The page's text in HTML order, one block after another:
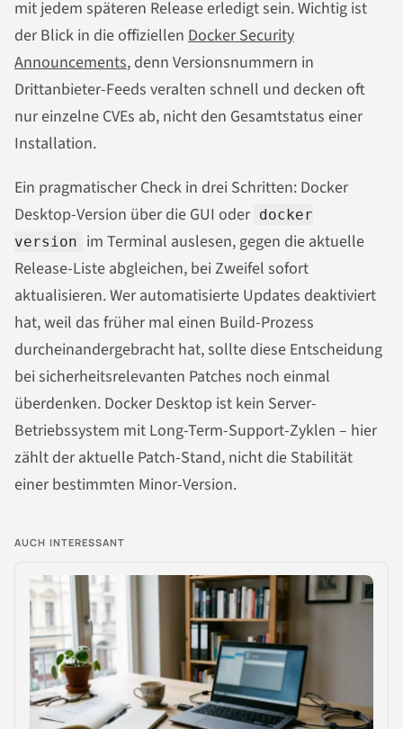
mit jedem späteren Release erledigt sein. Wichtig ist
der Blick in die offiziellen Docker Security
Announcements, denn Versionsnummern in
Drittanbieter-Feeds veralten schnell und decken oft
nur einzelne CVEs ab, nicht den Gesamtstatus einer
Installation.
Ein pragmatischer Check in drei Schritten: Docker
Desktop-Version über die GUI oder docker
version
im Terminal auslesen, gegen die aktuelle
Release-Liste abgleichen, bei Zweifel sofort
aktualisieren. Wer automatisierte Updates deaktiviert
hat, weil das früher mal einen Build-Prozess
durcheinandergebracht hat, sollte diese Entscheidung
bei sicherheitsrelevanten Patches noch einmal
überdenken. Docker Desktop ist kein Server-
Betriebssystem mit Long-Term-Support-Zyklen – hier
zählt der aktuelle Patch-Stand, nicht die Stabilität
einer bestimmten Minor-Version.
AUCH INTERESSANT